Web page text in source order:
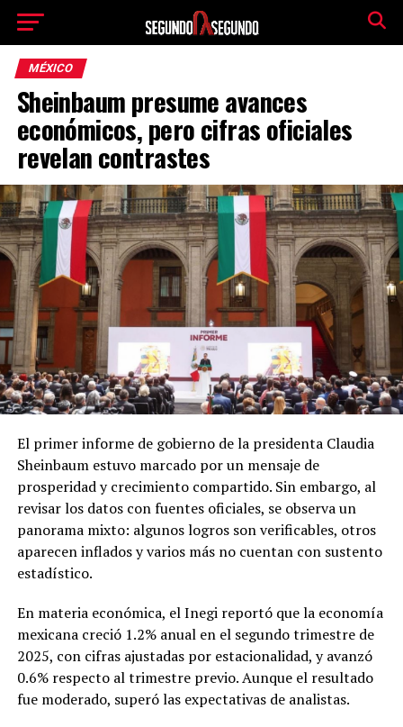
MÉXICO
Sheinbaum presume avances
económicos, pero cifras oficiales
revelan contrastes
El primer informe de gobierno de la presidenta Claudia
Sheinbaum estuvo marcado por un mensaje de
prosperidad y crecimiento compartido. Sin embargo, al
revisar los datos con fuentes oficiales, se observa un
panorama mixto: algunos logros son verificables, otros
aparecen inflados y varios más no cuentan con sustento
estadístico.
En materia económica, el Inegi reportó que la economía
mexicana creció 1.2% anual en el segundo trimestre de
2025, con cifras ajustadas por estacionalidad, y avanzó
0.6% respecto al trimestre previo. Aunque el resultado
fue moderado, superó las expectativas de analistas.